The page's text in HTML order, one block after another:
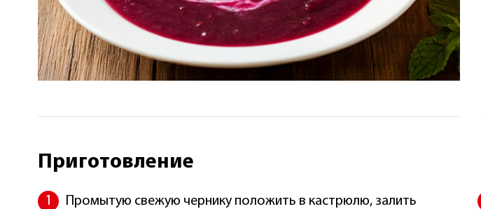
Приготовление
Промытую свежую чернику положить в кастрюлю, залить